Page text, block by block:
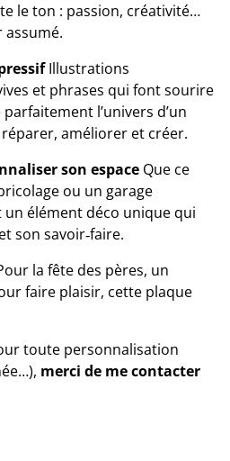
le ton : passion, créativité…
assumé.
Illustrations
et phrases qui font sourire
l’univers d’un
améliorer et créer.
son espace Que ce
ou un garage
un élément déco unique qui
son savoir‑faire.
la fête des pères, un
faire plaisir, cette plaque
toute personnalisation
merci de me contacter